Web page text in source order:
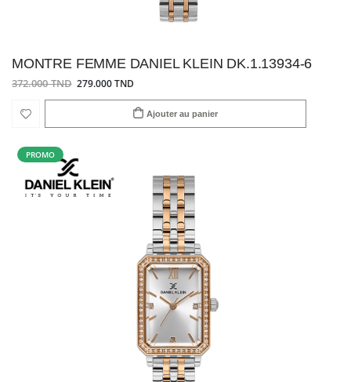
MONTRE FEMME DANIEL KLEIN DK.1.13934-6
372.000 TND 279.000 TND
Ajouter au panier
PROMO